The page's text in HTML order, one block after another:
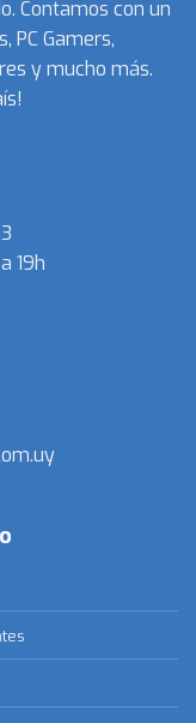
Contamos con un
PC Gamers,
y mucho más.
19h